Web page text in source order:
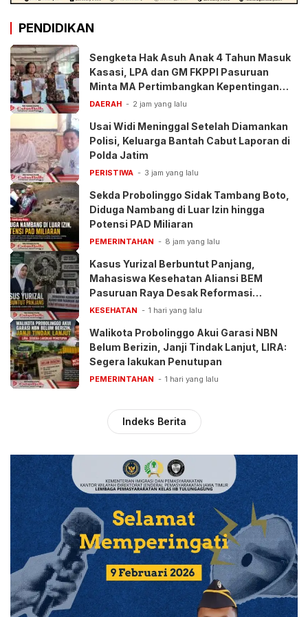
PENDIDIKAN
Sengketa Hak Asuh Anak 4 Tahun Masuk
Kasasi, LPA dan GM FKPPI Pasuruan
Minta MA Pertimbangkan Kepentingan
Anak
DAERAH 2 jam yang lalu
Usai Widi Meninggal Setelah Diamankan
Polisi, Keluarga Bantah Cabut Laporan di
Polda Jatim
PERISTIWA 3 jam yang lalu
Sekda Probolinggo Sidak Tambang Boto,
Diduga Nambang di Luar Izin hingga
Potensi PAD Miliaran
PEMERINTAHAN 8 jam yang lalu
Kasus Yurizal Berbuntut Panjang,
Mahasiswa Kesehatan Aliansi BEM
Pasuruan Raya Desak Reformasi
Pelayanan BPJS
KESEHATAN 1 hari yang lalu
Walikota Probolinggo Akui Garasi NBN
Belum Berizin, Janji Tindak Lanjut, LIRA:
Segera lakukan Penutupan
PEMERINTAHAN 1 hari yang lalu
Indeks Berita